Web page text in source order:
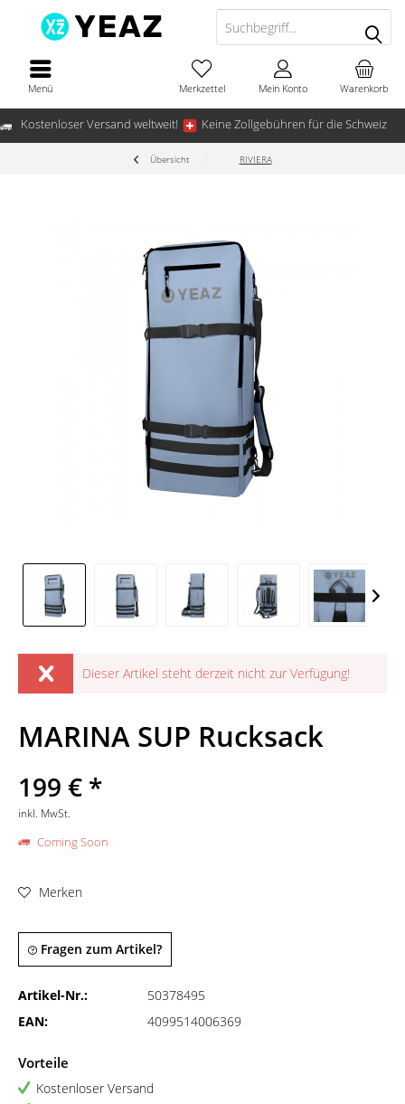
Kostenloser Versand weltweit! Keine Zollgebühren für die Schweiz
Menü Warenkorb
Merkzettel Mein Konto
Übersicht RIVIERA
Dieser Artikel steht derzeit nicht zur Verfügung!
MARINA SUP Rucksack
199 € *
inkl. MwSt.
Coming Soon
Merken
Fragen zum Artikel?
Artikel-Nr.:
50378495
EAN:
4099514006369
Vorteile
Kostenloser Versand